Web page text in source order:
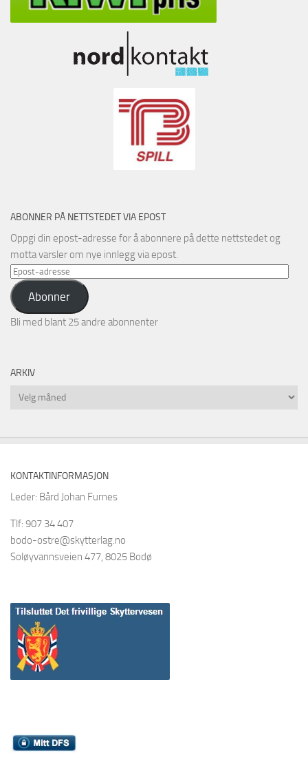
ABONNER PÅ NETTSTEDET VIA EPOST
Oppgi din epost-adresse for å abonnere på dette nettstedet og
motta varsler om nye innlegg via epost.
Epost-
adresse
Abonner
Bli med blant 25 andre abonnenter
ARKIV
Arkiv
KONTAKTINFORMASJON
Leder: Bård Johan Furnes
Tlf: 907 34 407
bodo-ostre@skytterlag.no
Soløyvannsveien 477, 8025 Bodø